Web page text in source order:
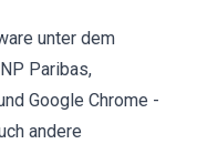
unter dem
Paribas,
Google Chrome -
andere